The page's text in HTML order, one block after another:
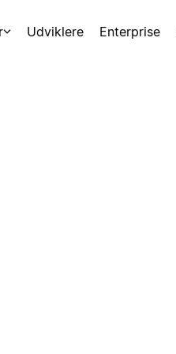
Udviklere Enterprise